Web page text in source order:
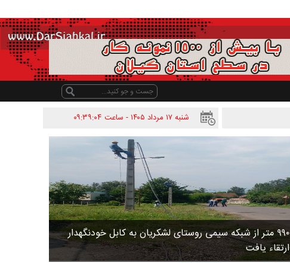
شنبه ۱۷ مرداد ۱۴۰۵ - ساعت
۰۹:۳۹:۰۴
۹۹۰ متر از شبکه سیمی روستای لشکریان به کابل خودنگهدار
ارتقاء یافت